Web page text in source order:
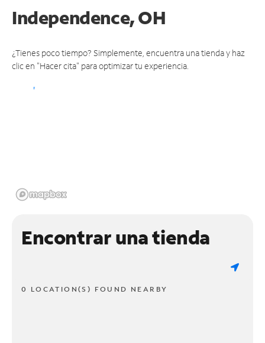
Independence, OH
¿Tienes poco tiempo? Simplemente, encuentra una tienda y haz
clic en "Hacer cita" para optimizar tu experiencia.
Encontrar una tienda
0 LOCATION(S) FOUND NEARBY